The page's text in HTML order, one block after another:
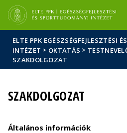
Hírek
ELTE a
ELTE PPK EGÉSZSÉGFEJLESZTÉSI
INTÉZET > OKTATÁS >
SZAKDOLGOZAT
SZAKDOLGOZAT
Általános információk